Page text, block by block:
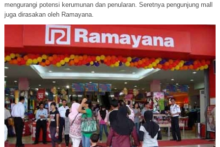
mengurangi potensi kerumunan dan penularan. Seretnya pengunjung mall
juga dirasakan oleh Ramayana.